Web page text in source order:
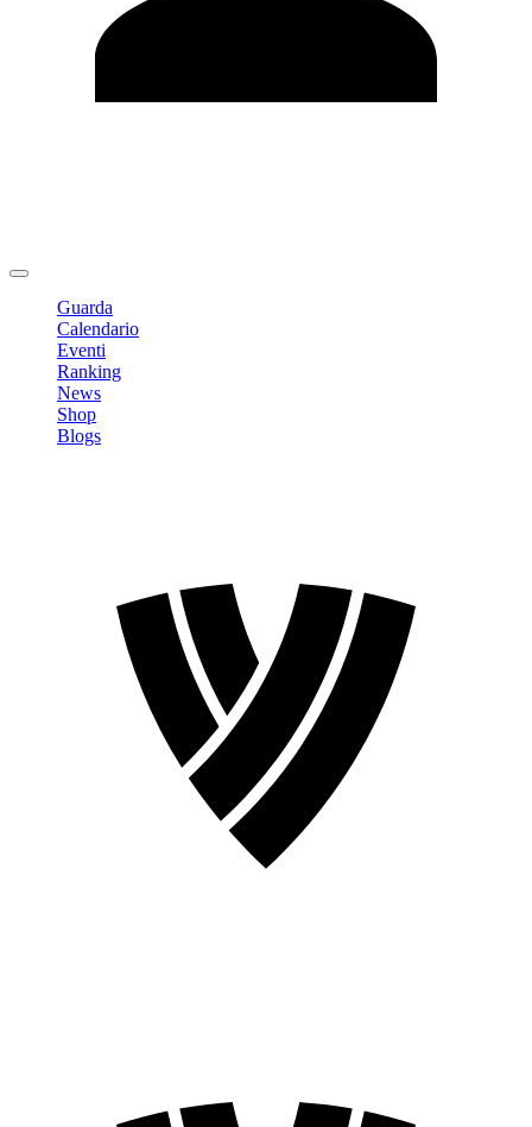
Guarda
Calendario
Eventi
Ranking
News
Shop
Blogs